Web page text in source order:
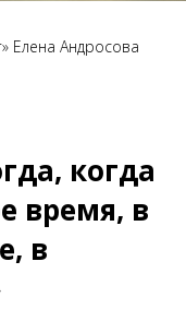
Елена Андросова
когда
время, в
в